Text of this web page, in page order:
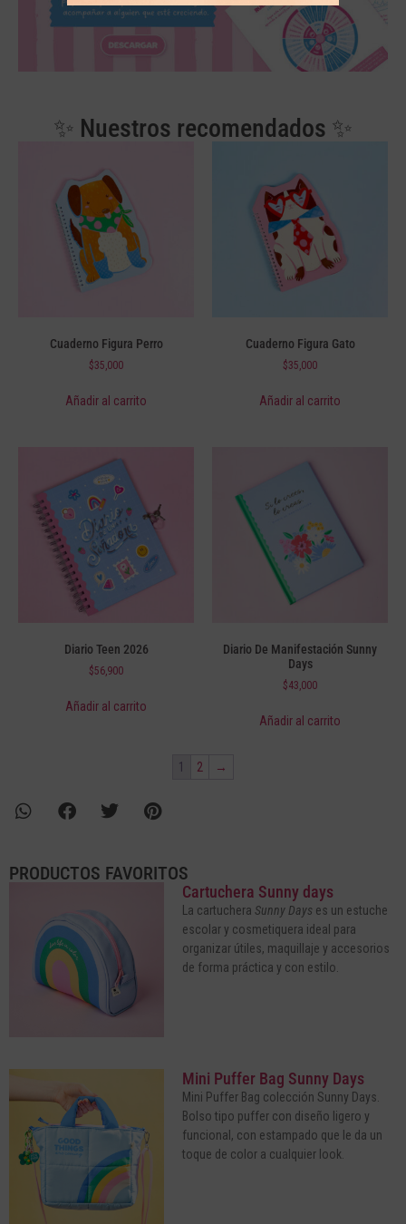
✨ Nuestros recomendados ✨
Cuaderno Figura Perro
$35,000
Añadir al carrito
Cuaderno Figura Gato
$35,000
Añadir al carrito
Diario Teen 2026
$56,900
Añadir al carrito
Diario De Manifestación Sunny
Days
$43,000
Añadir al carrito
1 2 →
PRODUCTOS FAVORITOS
Cartuchera Sunny days
La cartucheraSunny Days es un estuche
escolar y cosmetiquera ideal para
organizar útiles, maquillaje y accesorios
de forma práctica y con estilo.
Mini Puffer Bag Sunny Days
Mini Puffer Bag colección Sunny Days.
Bolso tipo puffer con diseño ligero y
funcional, con estampado que le da un
toque de color a cualquier look.